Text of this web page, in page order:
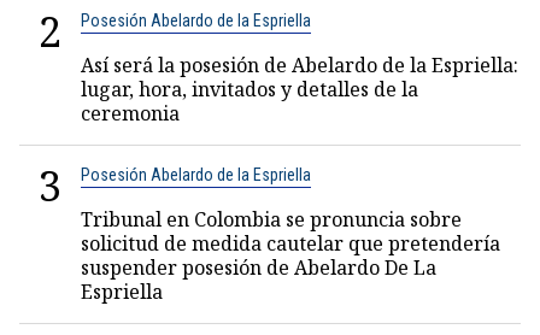
2 Posesión Abelardo de la Espriella
Así será la posesión de Abelardo de la Espriella:
lugar, hora, invitados y detalles de la
ceremonia
3 Posesión Abelardo de la Espriella
Tribunal en Colombia se pronuncia sobre
solicitud de medida cautelar que pretendería
suspender posesión de Abelardo De La
Espriella